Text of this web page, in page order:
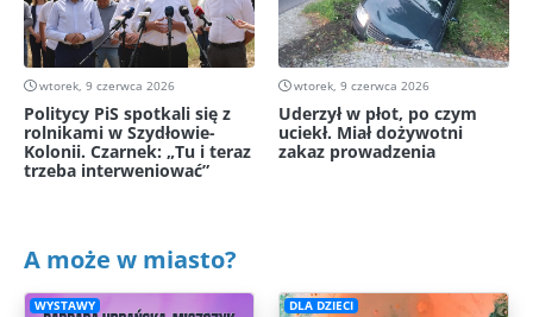
wtorek, 9 czerwca 2026
Politycy PiS spotkali się z
rolnikami w Szydłowie-
Kolonii. Czarnek: „Tu i teraz
trzeba interweniować”
wtorek, 9 czerwca 2026
Uderzył w płot, po czym
uciekł. Miał dożywotni
zakaz prowadzenia
A może w miasto?
WYSTAWY DLA DZIECI